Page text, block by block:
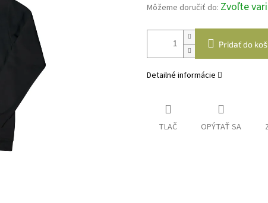
Môžeme doručiť do: Zvoľte
Pridať do
Detailné informácie
TLAČ OPÝTAŤ SA